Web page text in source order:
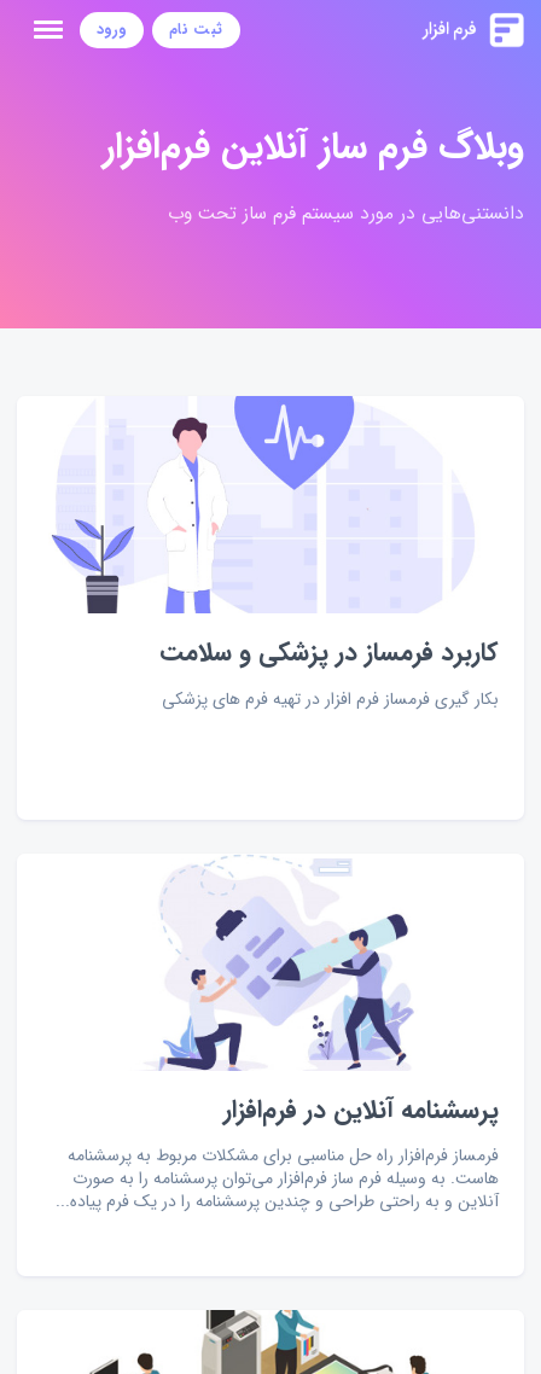
ثبت نام ورود
وبلاگ فرم ساز آنلاین فرم‌افزار
دانستنی‌هایی در مورد سیستم فرم ساز تحت وب
کاربرد فرمساز در پزشکی و سلامت
بکار گیری فرمساز فرم افزار در تهیه فرم های پزشکی
پرسشنامه آنلاین در فرم‌افزار
فرمساز فرم‌افزار راه حل مناسبی برای مشکلات مربوط به پرسشنامه
‌هاست. به وسیله فرم ساز فرم‌افزار می‌توان پرسشنامه را به صورت
آنلاین و به راحتی طراحی و چندین پرسشنامه را در یک فرم پیاده...